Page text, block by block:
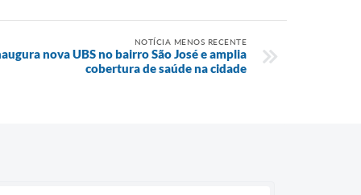
NOTÍCIA MENOS RECENTE
nova UBS no bairro São José e amplia
cobertura de saúde na cidade